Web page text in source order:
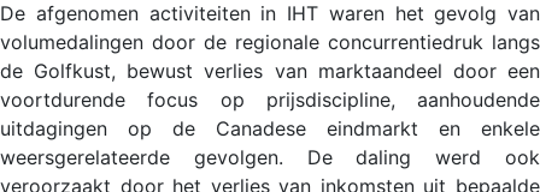
De afgenomen activiteiten in IHT waren het gevolg van
volumedalingen door de regionale concurrentiedruk langs
de Golfkust, bewust verlies van marktaandeel door een
voortdurende focus op prijsdiscipline, aanhoudende
uitdagingen op de Canadese eindmarkt en enkele
weersgerelateerde gevolgen. De daling werd ook
veroorzaakt door het verlies van inkomsten uit bepaalde